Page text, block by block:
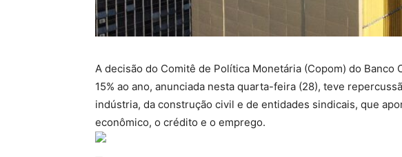
A decisão do Comitê de Política Monetária (Copom) do Banco
15% ao ano, anunciada nesta quarta-feira (28), teve
indústria, da construção civil e de entidades sindicais, que
econômico, o crédito e o emprego.